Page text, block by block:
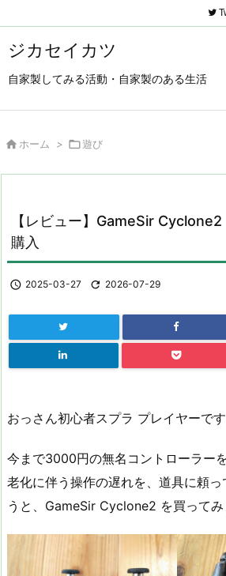
ジカセイカツ
自家製してみる活動・自家製のある生活
 ホーム > 遊び
【レビュー】GameSir Cyclone2
購入
 2025-03-27  2026-07-29
おっさん初心者スプラ プレイヤーです
今まで3000円の無名コントローラー
老化に伴う操作の遅れを、道具に頼っ
うと、GameSir Cyclone2 を買ってみ